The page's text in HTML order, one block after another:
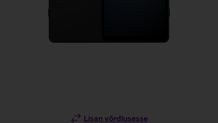
Lisan võrdlusesse